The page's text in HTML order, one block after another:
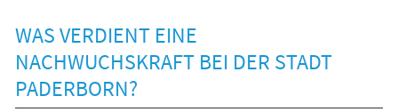
WAS VERDIENT EINE
NACHWUCHSKRAFT BEI DER STADT
PADERBORN?